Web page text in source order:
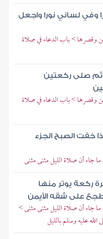
وفي لساني نورا واجعل
> باب الدعاء في صلاة
صلى ركعتين
> باب الدعاء في صلاة
خفت الصبح الجزء
جاء أن صلاة الليل مثنى مثنى
ركعة يوتر منها
على شقه الأيمن
جاء أن صلاة الليل مثنى مثنى >
عليه وسلم بالليل